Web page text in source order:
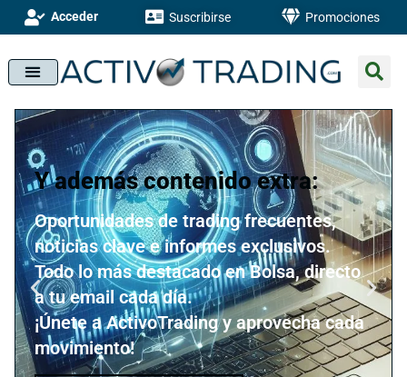
Acceder Suscribirse Promociones
Y además contenido extra:
Oportunidades de trading frecuentes,
noticias clave e informes exclusivos.
Todo lo más destacado en Bolsa, directo
a tu email cada día.
¡Únete a ActivoTrading y aprovecha cada
movimiento!